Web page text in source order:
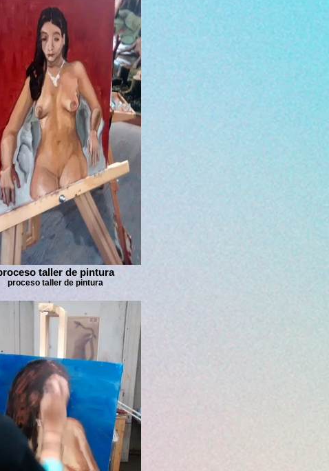
taller de pintura
proceso taller de pintura